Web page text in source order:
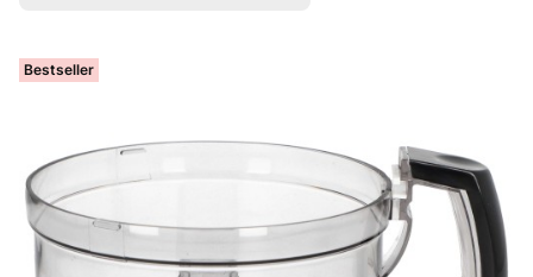
Bestseller